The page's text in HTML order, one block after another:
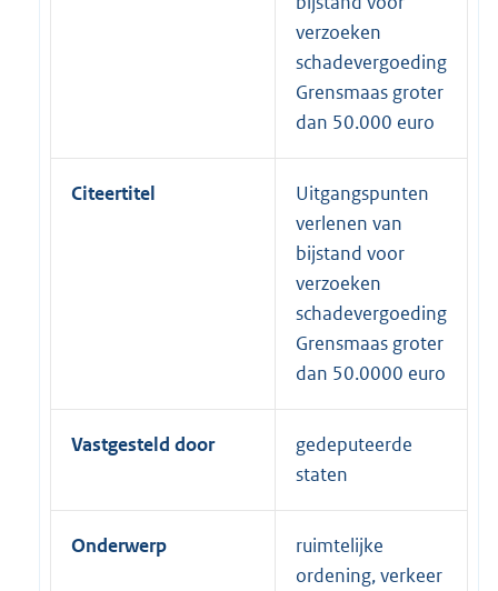
verzoeken
schadevergoeding
Grensmaas groter
dan 50.000 euro
Citeertitel
Uitgangspunten
verlenen van
bijstand voor
verzoeken
schadevergoeding
Grensmaas groter
dan 50.0000 euro
Vastgesteld door
gedeputeerde
staten
Onderwerp
ruimtelijke
ordening, verkeer